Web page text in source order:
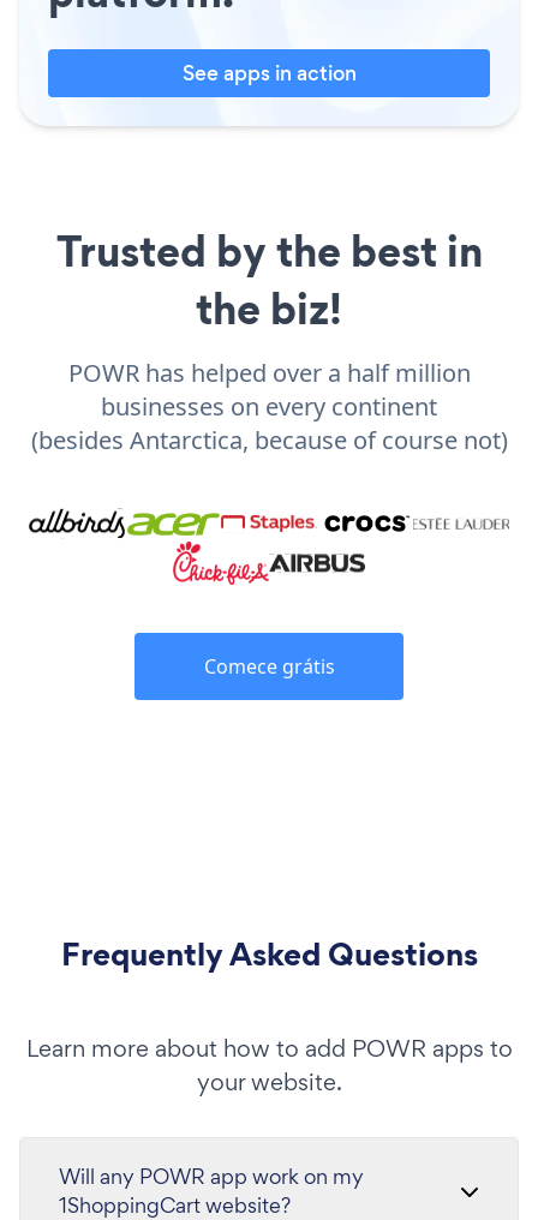
See apps in action
Trusted by the best in
the biz!
POWR has helped over a half million
businesses on every continent
(besides Antarctica, because of course not)
Comece grátis
Frequently Asked Questions
Learn more about how to add POWR apps to
your website.
Will any POWR app work on my
1ShoppingCart website?